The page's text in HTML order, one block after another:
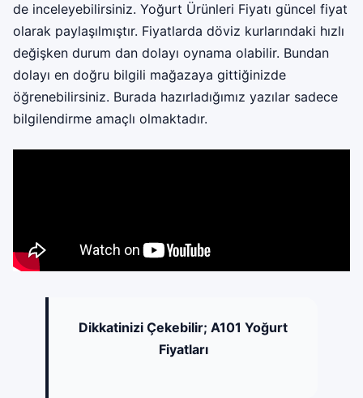
de inceleyebilirsiniz. Yoğurt Ürünleri Fiyatı güncel fiyat
olarak paylaşılmıştır. Fiyatlarda döviz kurlarındaki hızlı
değişken durum dan dolayı oynama olabilir. Bundan
dolayı en doğru bilgili mağazaya gittiğinizde
öğrenebilirsiniz. Burada hazırladığımız yazılar sadece
bilgilendirme amaçlı olmaktadır.
Dikkatinizi Çekebilir; A101 Yoğurt
Fiyatları